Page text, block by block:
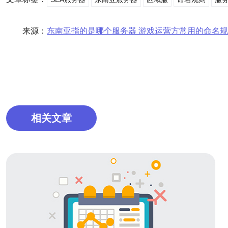
来源： 东南亚指的是哪个服务器 游戏运营方常用的命名
相关文章